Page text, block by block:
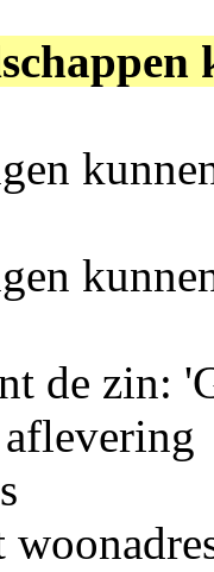
de zin: